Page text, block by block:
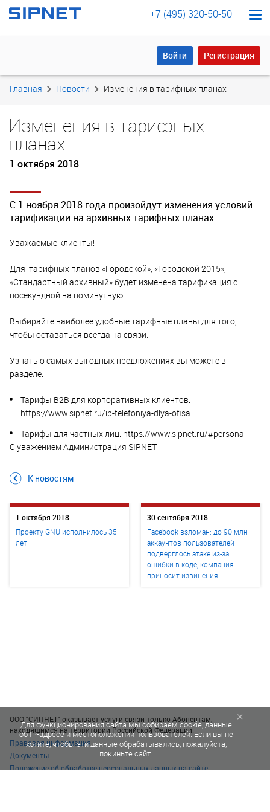
+7 (495) 320-50-50
Войти Регистрация
Войти Регистрация
Главная Новости Изменения в тарифных планах
Изменения в тарифных
планах
1 октября 2018
С 1 ноября 2018 года произойдут изменения условий
тарификации на архивных тарифных планах.
Уважаемые клиенты!
Для тарифных планов «Городской», «Городской 2015»,
«Стандартный архивный» будет изменена тарификация с
посекундной на поминутную.
Выбирайте наиболее удобные тарифные планы для того,
чтобы оставаться всегда на связи.
Узнать о самых выгодных предложениях вы можете в
разделе:
Тарифы B2B для корпоративных клиентов:
https://www.sipnet.ru/ip-telefoniya-dlya-ofisa
Тарифы для частных лиц: https://www.sipnet.ru/#personal
С уважением Администрация SIPNET
К новостям
1 октября 2018
Проекту GNU исполнилось 35
лет
30 сентября 2018
Facebook взломан: до 90 млн
аккаунтов пользователей
подверглось атаке из-за
ошибки в коде, компания
приносит извинения
ООО "СИПНЕТ" оказывает услуги связи только Абонентам,
находящимся на территории Российской Федерации.
Правовая информация
Документы
Положение об обработке персональных данных на сайте
Для функционирования сайта мы собираем cookie, данные
об IP-адресе и местоположении пользователей. Если вы не
хотите, чтобы эти данные обрабатывались, пожалуйста,
покиньте сайт.
×